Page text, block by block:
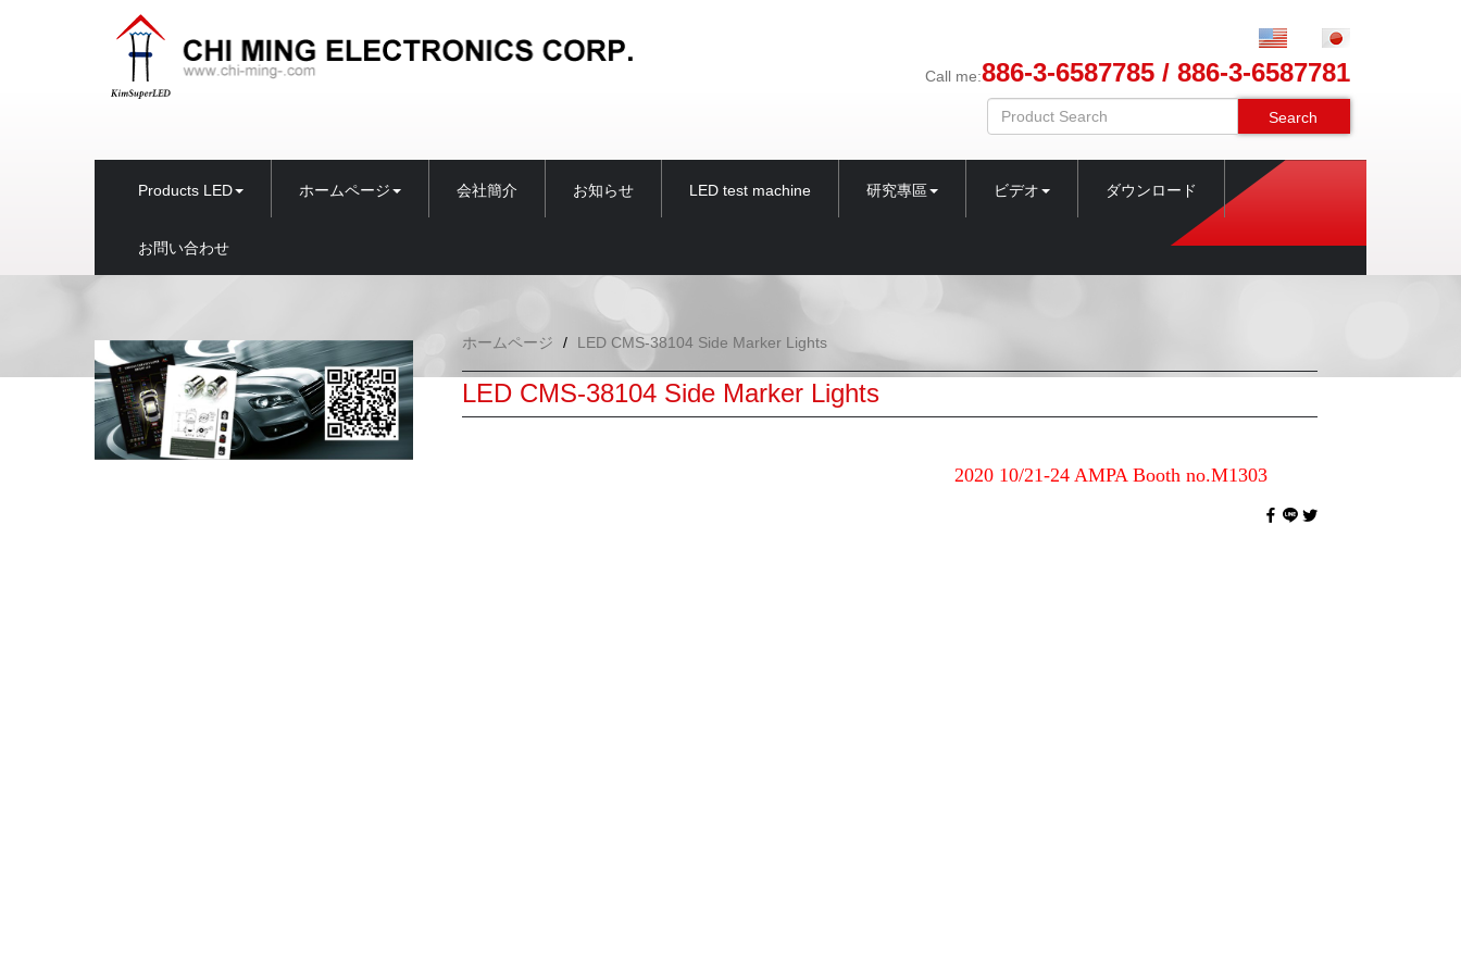
Call me:886-3-6587785 / 886-3-6587781
Search
Products LED ホームページ 会社簡介 お知らせ LED test machine 研究專區 ビデオ ダウンロード
お問い合わせ
ホームページ LED CMS-38104 Side Marker Lights
LED CMS-38104 Side Marker Lights
2020 10/21-24 AMPA Booth no.M1303